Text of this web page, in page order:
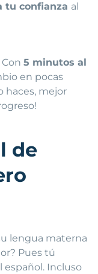
tu confianza al
5 minutos al
en pocas
haces, mejor
de
lengua materna
Pues tú
español. Incluso